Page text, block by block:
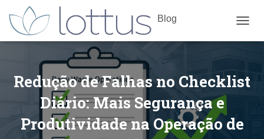
Blog
Redução de Falhas no Checklist
Diário: Mais Segurança e
Produtividade na Operação de